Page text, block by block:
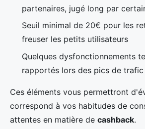
partenaires, jugé long par
Seuil minimal de 20€ pour les
freuser les petits utilisateurs
Quelques dysfonctionnements
rapportés lors des pics de trafic
Ces éléments vous permettront
correspond à vos habitudes de
attentes en matière de cashback.